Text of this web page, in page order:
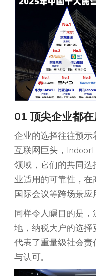
01 顶尖企业都
企业的选择往往预
互联网巨头，
领域，它们的共同
业适用的可靠性，在
国际会议等跨场景应
同样令人瞩目的是
地，纳税大户的选
代表了重量级社会
与认可。